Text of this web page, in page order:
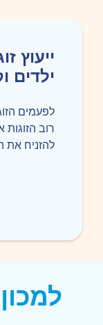
ייעוץ
ילדים
לפעמים
רוב
להזניח את